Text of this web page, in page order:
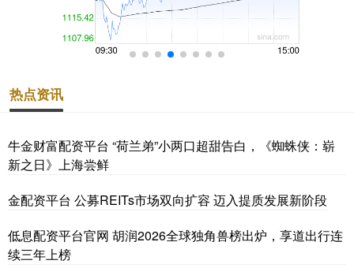
热点资讯
牛金财富配资平台 “荷兰弟”小两口超甜告白，《蜘蛛侠：崭
新之日》上海尝鲜
金配资平台 公募REITs市场双向扩容 迈入提质发展新阶段
低息配资平台官网 胡润2026全球独角兽榜出炉，享道出行连
续三年上榜